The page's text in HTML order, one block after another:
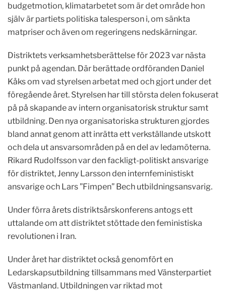
budgetmotion, klimatarbetet som är det område hon
själv är partiets politiska talesperson i, om sänkta
matpriser och även om regeringens nedskärningar.
Distriktets verksamhetsberättelse för 2023 var nästa
punkt på agendan. Där berättade ordföranden Daniel
Kåks om vad styrelsen arbetat med och gjort under det
föregående året. Styrelsen har till största delen fokuserat
på på skapande av intern organisatorisk struktur samt
utbildning. Den nya organisatoriska strukturen gjordes
bland annat genom att inrätta ett verkställande utskott
och dela ut ansvarsområden på en del av ledamöterna.
Rikard Rudolfsson var den fackligt-politiskt ansvarige
för distriktet, Jenny Larsson den internfeministiskt
ansvarige och Lars ”Fimpen” Bech utbildningsansvarig.
Under förra årets distriktsårskonferens antogs ett
uttalande om att distriktet stöttade den feministiska
revolutionen i Iran.
Under året har distriktet också genomfört en
Ledarskapsutbildning tillsammans med Vänsterpartiet
Västmanland. Utbildningen var riktad mot